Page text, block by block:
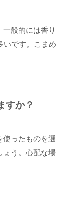
一般的には香り
いです。こまめ
すか？
使ったものを選
ょう。心配な場